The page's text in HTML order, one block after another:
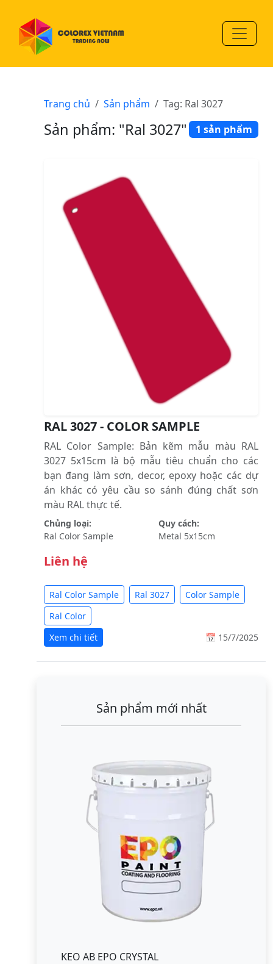
Trang chủ Sản phẩm Tag: Ral 3027
Sản phẩm: "Ral 3027" 1 sản phẩm
RAL 3027 - COLOR SAMPLE
RAL Color Sample: Bản kẽm mẫu màu RAL
3027 5x15cm là bộ mẫu tiêu chuẩn cho các
bạn đang làm sơn, decor, epoxy hoặc các dự
án khác có yêu cầu so sánh đúng chất sơn
màu RAL thực tế.
Chủng loại:
Ral Color Sample
Quy cách:
Metal 5x15cm
Liên hệ
Ral Color Sample Ral 3027
Color Sample
Ral Color
Xem chi tiết
📅 15/7/2025
Sản phẩm mới nhất
KEO AB EPO CRYSTAL